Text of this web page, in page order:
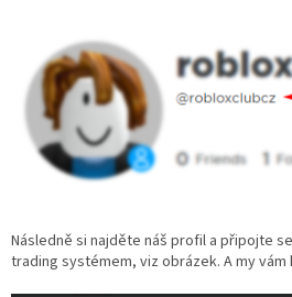
Následně si najděte náš profil a připojte
trading systémem, viz obrázek. A my vám